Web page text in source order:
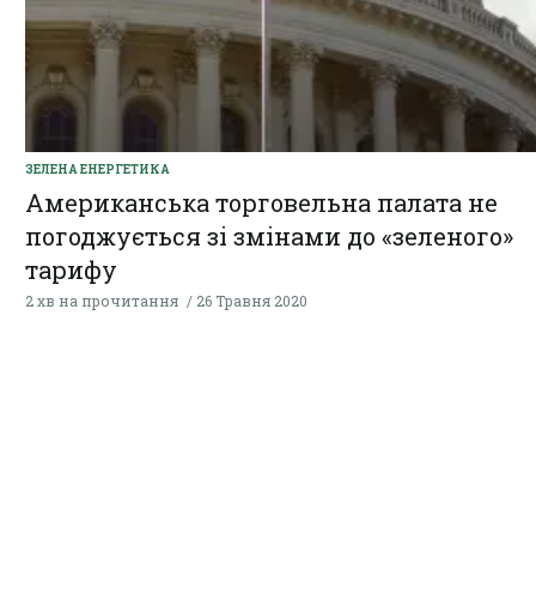
ЗЕЛЕНА ЕНЕРГЕТИКА
Американська торговельна палата не
погоджується зі змінами до «зеленого»
тарифу
2 хв на прочитання 26 Травня 2020